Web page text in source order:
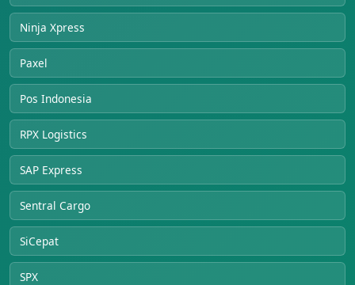
Ninja Xpress
Paxel
Pos Indonesia
RPX Logistics
SAP Express
Sentral Cargo
SiCepat
SPX